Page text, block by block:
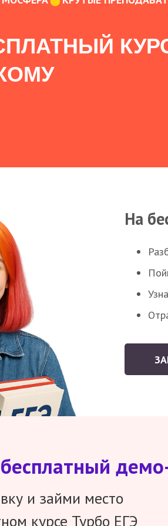
На
и займи место
курсе Турбо ЕГЭ